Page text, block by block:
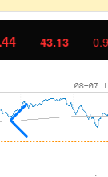
北证